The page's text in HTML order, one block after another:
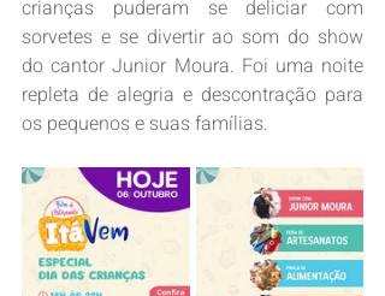
crianças puderam se deliciar com
sorvetes e se divertir ao som do show
do cantor Junior Moura. Foi uma noite
repleta de alegria e descontração para
os pequenos e suas famílias.